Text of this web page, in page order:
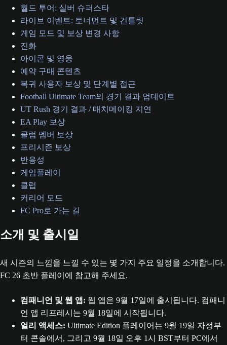
월드 투어: 실버 슈퍼스타
라이브 이벤트: 토너먼트 및 건틀릿
게임 모드 및 보상 변경 사항
진화
아이콘 및 영웅
예약 구매 콘텐츠
복귀 사용자 보상 및 단계별 접근
Football Ultimate Team의 경기 결과 업데이트
UT Rush 경기 결과 / 매치메이킹 지연
EA Play 보상
클럽 멤버 보상
프리시즌 보상
반응성
게임플레이
클럽
커리어 모드
FC Pro로 가는 길
소개 및 출시일
새 시즌의 느낌을 느낄 수 있는 몇 가지 주요 일정을 소개합니다.
FC 26 초반 플레이에 참고해 주세요.
컴패니언 및 웹 앱: 웹 앱은 9월 17일에 출시됩니다. 컴패니
언 앱 리프레시는 9월 18일에 시작됩니다.
얼리 액세스: Ultimate Edition 플레이어는 9월 19일 자정부
터 콘솔에서, 그리고 9월 18일 오후 1시 BST부터 PC에서